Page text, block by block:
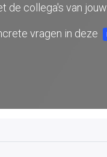
de collega's van
vragen in deze